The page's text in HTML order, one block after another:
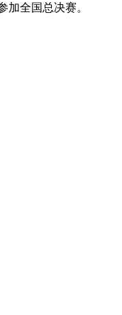
全国总决赛。